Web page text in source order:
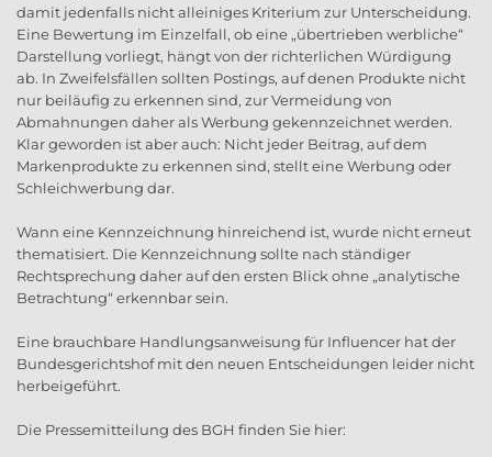
damit jedenfalls nicht alleiniges Kriterium zur Unterscheidung.
Eine Bewertung im Einzelfall, ob eine „übertrieben werbliche“
Darstellung vorliegt, hängt von der richterlichen Würdigung
ab. In Zweifelsfällen sollten Postings, auf denen Produkte nicht
nur beiläufig zu erkennen sind, zur Vermeidung von
Abmahnungen daher als Werbung gekennzeichnet werden.
Klar geworden ist aber auch: Nicht jeder Beitrag, auf dem
Markenprodukte zu erkennen sind, stellt eine Werbung oder
Schleichwerbung dar.
Wann eine Kennzeichnung hinreichend ist, wurde nicht erneut
thematisiert. Die Kennzeichnung sollte nach ständiger
Rechtsprechung daher auf den ersten Blick ohne „analytische
Betrachtung“ erkennbar sein.
Eine brauchbare Handlungsanweisung für Influencer hat der
Bundesgerichtshof mit den neuen Entscheidungen leider nicht
herbeigeführt.
Die Pressemitteilung des BGH finden Sie hier: